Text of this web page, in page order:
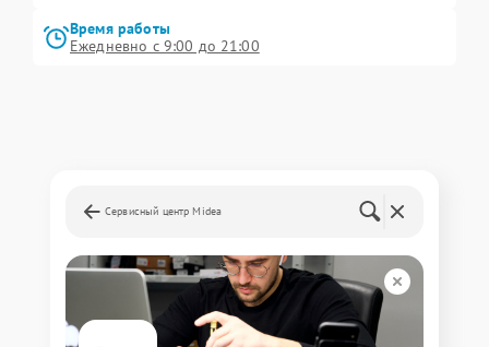
Время работы
Ежедневно с 9:00 до 21:00
Сервисный центр Midea